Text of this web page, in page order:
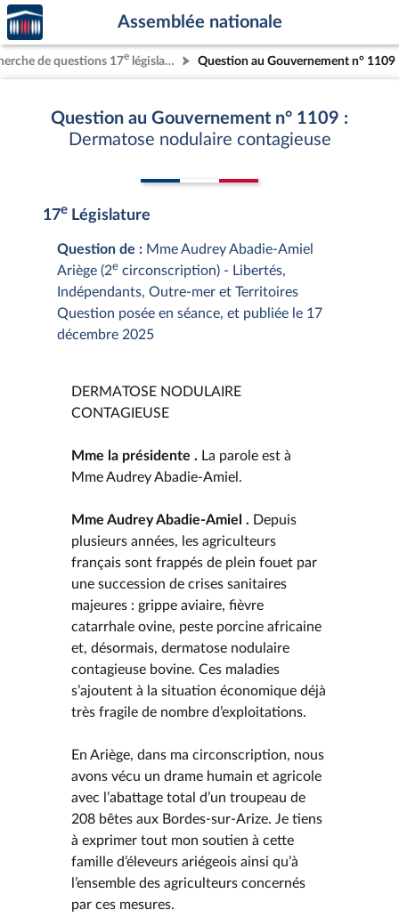
Aller au contenu
Aller en bas de la page
Accèder
à la
page
d'accueil
Assemblée nationale
de questions 17e législature Question au Gouvernement n° 1109
Question au Gouvernement n° 1109 :
Dermatose nodulaire contagieuse
17e Législature
Question de : Mme Audrey Abadie-Amiel
Ariège (2e circonscription) - Libertés,
Indépendants, Outre-mer et Territoires
Question posée en séance, et publiée le 17
décembre 2025
DERMATOSE NODULAIRE
CONTAGIEUSE
Mme la présidente . La parole est à
Mme Audrey Abadie-Amiel.
Mme Audrey Abadie-Amiel . Depuis
plusieurs années, les agriculteurs
français sont frappés de plein fouet par
une succession de crises sanitaires
majeures : grippe aviaire, fièvre
catarrhale ovine, peste porcine africaine
et, désormais, dermatose nodulaire
contagieuse bovine. Ces maladies
s’ajoutent à la situation économique déjà
très fragile de nombre d’exploitations.
En Ariège, dans ma circonscription, nous
avons vécu un drame humain et agricole
avec l’abattage total d’un troupeau de
208 bêtes aux Bordes-sur-Arize. Je tiens
à exprimer tout mon soutien à cette
famille d’éleveurs ariégeois ainsi qu’à
l’ensemble des agriculteurs concernés
par ces mesures.